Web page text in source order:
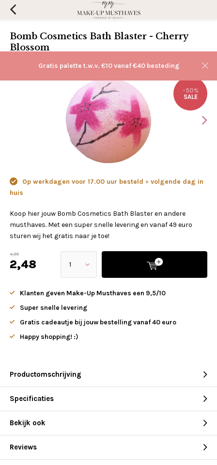
Gratis palette t.w.v. €10 vanaf €40 besteding
Bomb Cosmetics Bath Blaster - Cherry
Blossom
-50%
SALE
Op werkdagen voor 17.00 uur besteld = volgende dag in
huis
Koop hier jouw Bomb Cosmetics Bath Blaster en andere
musthaves. Met een super snelle levering en vanaf 49 euro
sturen wij het gratis naar je toe!
4,95
2,48
Klanten geven Make-Up Musthaves een 9,5/10
Super snelle levering
Gratis cadeautje bij jouw bestelling vanaf 40 euro
Happy shopping! :)
Productomschrijving
Specificaties
Bekijk ook
Reviews